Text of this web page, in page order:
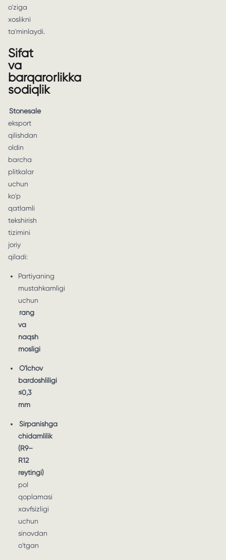
o'ziga
xoslikni
ta'minlaydi.
Sifat
va
barqarorlikka
sodiqlik
Stonesale
eksport
qilishdan
oldin
barcha
plitkalar
uchun
ko'p
qatlamli
tekshirish
tizimini
joriy
qiladi:
Partiyaning
mustahkamligi
uchun
rang
va
naqsh
mosligi
O'lchov
bardoshliligi
≤0,3
mm
Sirpanishga
chidamlilik
(R9–
R12
reytingi)
pol
qoplamasi
xavfsizligi
uchun
sinovdan
o'tgan